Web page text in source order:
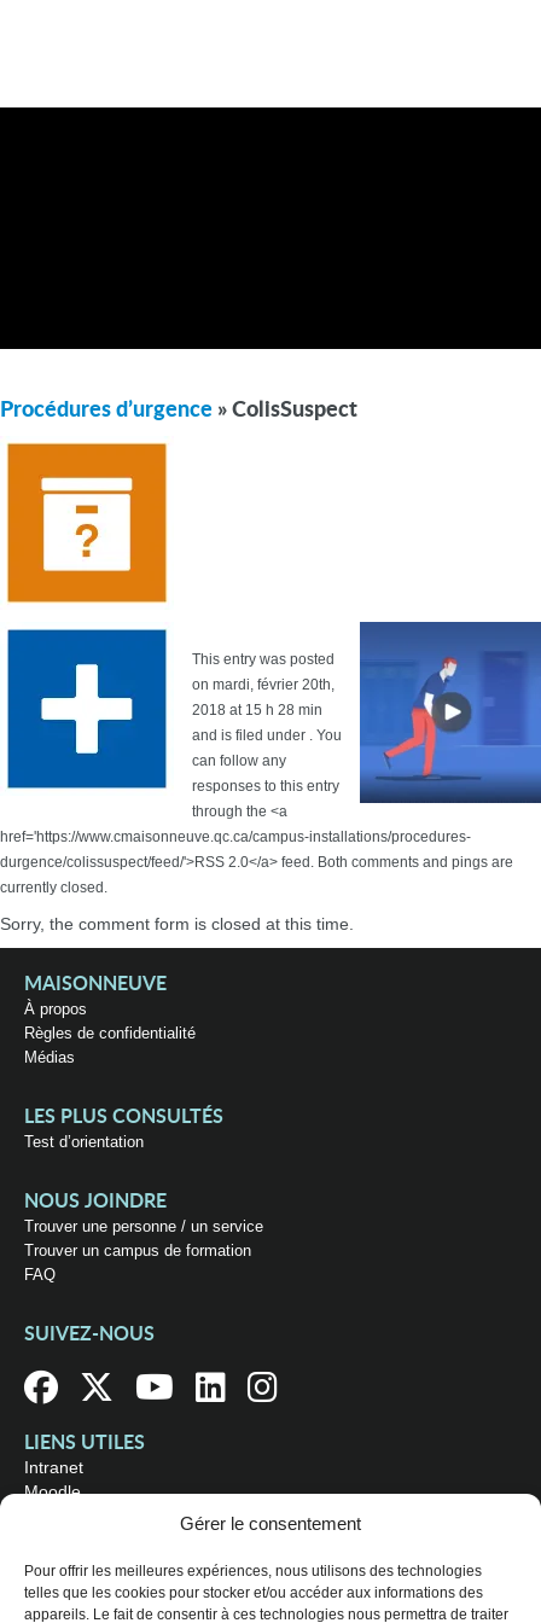
Gérer le consentement
Pour offrir les meilleures expériences, nous utilisons des technologies
telles que les cookies pour stocker et/ou accéder aux informations des
appareils. Le fait de consentir à ces technologies nous permettra de traiter
Procédures d’urgence » ColisSuspect
This entry was posted
on mardi, février 20th,
2018 at 15 h 28 min
and is filed under . You
can follow any
responses to this entry
through the <a
href='https://www.cmaisonneuve.qc.ca/campus-installations/procedures-
durgence/colissuspect/feed/'>RSS 2.0</a> feed. Both comments and pings are
currently closed.
Sorry, the comment form is closed at this time.
MAISONNEUVE
À propos
Règles de confidentialité
Médias
LES PLUS CONSULTÉS
Test d’orientation
NOUS JOINDRE
Trouver une personne / un service
Trouver un campus de formation
FAQ
SUIVEZ-NOUS
LIENS UTILES
Intranet
Moodle
OÙ NOUS TROUVER
Campus principal